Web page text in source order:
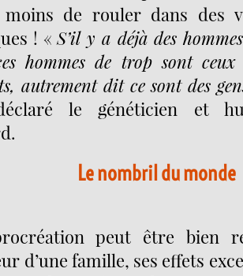
moins de rouler dans des
! «S’il y a déjà des
hommes de trop sont
autrement dit ce sont des
le généticien et
Le nombril du monde
peut être bien
d’une famille, ses effets